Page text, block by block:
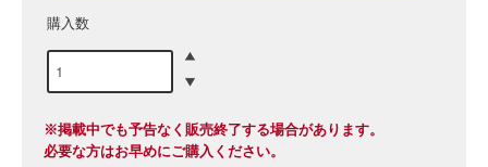
購入数
※掲載中でも予告なく販売終了する場合があります。
必要な方はお早めにご購入ください。